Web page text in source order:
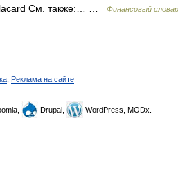
См. также:… …
Финансовый
Реклама на сайте
Drupal, WordPress, MODx.